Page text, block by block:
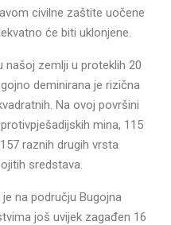
civilne zaštite uočene
će biti uklonjene.
našoj zemlji u proteklih 20
deminirana je rizična
Na ovoj površini
mina, 115
raznih drugih vrsta
sredstava.
na području Bugojna
još uvijek zagađen 16